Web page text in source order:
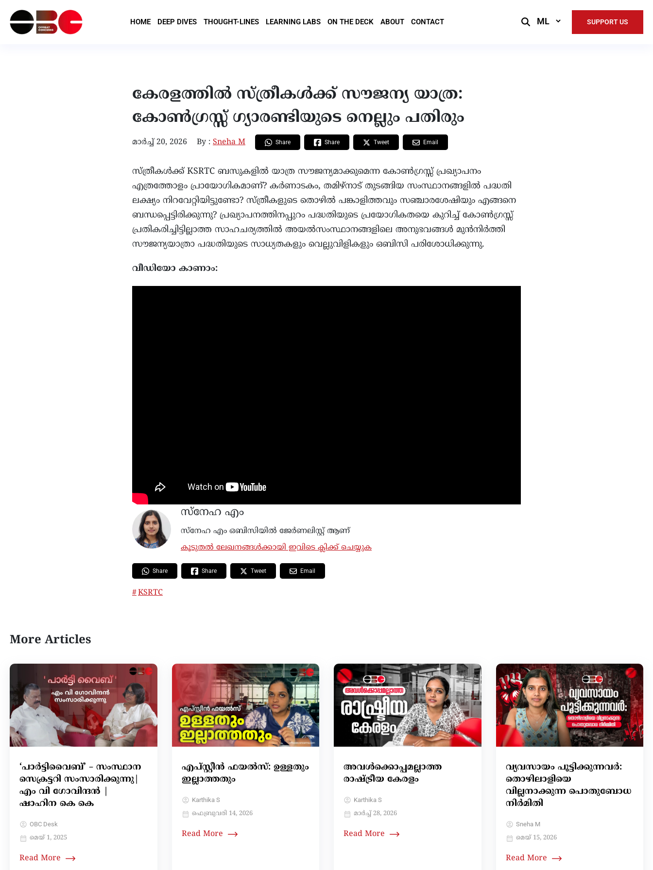
HOME DEEP DIVES THOUGHT-LINES LEARNING LABS ON THE DECK ABOUT CONTACT
Select
SUPPORT US
കേരളത്തിൽ സ്ത്രീകൾക്ക് സൗജന്യ യാത്ര:
കോൺഗ്രസ്സ് ഗ്യാരണ്ടിയുടെ നെല്ലും പതിരും
മാർച്ച്‌ 20, 2026 By : Sneha M Share Share Tweet Email
സ്ത്രീകൾക്ക് KSRTC ബസുകളിൽ യാത്ര സൗജന്യമാക്കുമെന്ന കോൺഗ്രസ്സ് പ്രഖ്യാപനം
എത്രത്തോളം പ്രായോഗികമാണ്? കർണാടകം, തമിഴ്നാട് തുടങ്ങിയ സംസ്ഥാനങ്ങളിൽ പദ്ധതി
ലക്ഷ്യം നിറവേറ്റിയിട്ടുണ്ടോ? സ്ത്രീകളുടെ തൊഴിൽ പങ്കാളിത്തവും സഞ്ചാരശേഷിയും എങ്ങനെ
ബന്ധപ്പെട്ടിരിക്കുന്നു? പ്രഖ്യാപനത്തിനപ്പുറം പദ്ധതിയുടെ പ്രയോഗികതയെ കുറിച്ച് കോൺഗ്രസ്സ്
പ്രതികരിച്ചിട്ടില്ലാത്ത സാഹചര്യത്തിൽ അയൽസംസ്ഥാനങ്ങളിലെ അനുഭവങ്ങൾ മുൻനിർത്തി
സൗജന്യയാത്രാ പദ്ധതിയുടെ സാധ്യതകളും വെല്ലുവിളികളും ഒബിസി പരിശോധിക്കുന്നു.
വീഡിയോ കാണാം:
സ്നേഹ എം
സ്നേഹ എം ഒബിസിയില്‍ ജേർണലിസ്റ്റ് ആണ്
കൂടുതൽ ലേഖനങ്ങൾക്കായി ഇവിടെ ക്ലിക്ക് ചെയ്യുക
Share Share Tweet Email
KSRTC
More Articles
‘പാര്‍ട്ടിവൈബ്’ – സംസ്ഥാന
സെക്രട്ടറി സംസാരിക്കുന്നു|
എം വി ഗോവിന്ദൻ |
ഷാഹിന കെ കെ
OBC Desk
മെയ്‌ 1, 2025
Read More
എപ്‌സ്റ്റീൻ ഫയൽസ്: ഉള്ളതും
ഇല്ലാത്തതും
Karthika S
ഫെബ്രുവരി 14, 2026
Read More
അവള്‍ക്കൊപ്പമല്ലാത്ത
രാഷ്ട്രീയ കേരളം
Karthika S
മാർച്ച്‌ 28, 2026
Read More
വ്യവസായം പൂട്ടിക്കുന്നവർ:
തൊഴിലാളിയെ
വില്ലനാക്കുന്ന പൊതുബോധ
നിർമിതി
Sneha M
മെയ്‌ 15, 2026
Read More